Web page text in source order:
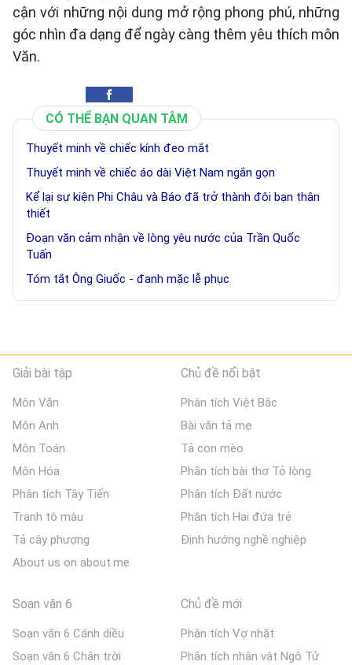
cận với những nội dung mở rộng phong phú, những
góc nhìn đa dạng để ngày càng thêm yêu thích môn
Văn.
CÓ THỂ BẠN QUAN TÂM
Thuyết minh về chiếc kính đeo mắt
Thuyết minh về chiếc áo dài Việt Nam ngắn gọn
Kể lại sự kiện Phi Châu và Báo đã trở thành đôi bạn thân
thiết
Đoạn văn cảm nhận về lòng yêu nước của Trần Quốc
Tuấn
Tóm tắt Ông Giuốc - đanh mặc lễ phục
Giải bài tập
Môn Văn
Môn Anh
Môn Toán
Môn Hóa
Phân tích Tây Tiến
Tranh tô màu
Tả cây phượng
About us on about.me
Chủ đề nổi bật
Phân tích Việt Bắc
Bài văn tả mẹ
Tả con mèo
Phân tích bài thơ Tỏ lòng
Phân tích Đất nước
Phân tích Hai đứa trẻ
Định hướng nghề nghiệp
Soạn văn 6
Soạn văn 6 Cánh diều
Soạn văn 6 Chân trời
Chủ đề mới
Phân tích Vợ nhặt
Phân tích nhân vật Ngô Tử